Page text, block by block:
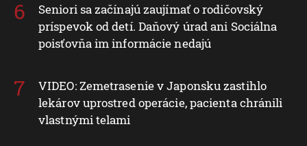
Seniori sa začínajú zaujímať o rodičovský
príspevok od detí. Daňový úrad ani Sociálna
poisťovňa im informácie nedajú
VIDEO: Zemetrasenie v Japonsku zastihlo
lekárov uprostred operácie, pacienta chránili
vlastnými telami